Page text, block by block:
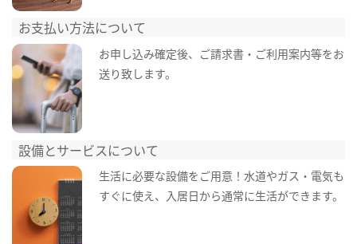
お支払い方法について
お申し込み確定後、ご請求書・ご利用案内等をお
送り致します。
設備とサービスについて
生活に必要な設備をご用意！水道やガス・電気も
すぐに使え、入居日から通常に生活ができます。